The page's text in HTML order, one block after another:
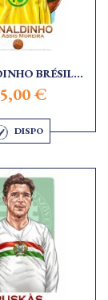
BRÉSIL...
€
DISPO